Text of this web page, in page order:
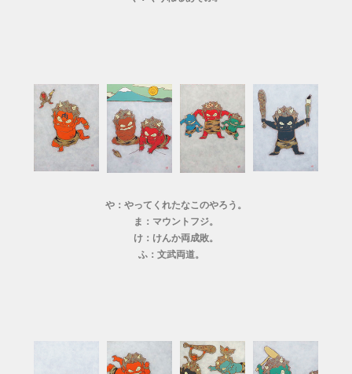
や：やってくれたなこのやろう。
ま：マウントフジ。
け：けんか両成敗。
ふ：文武両道。